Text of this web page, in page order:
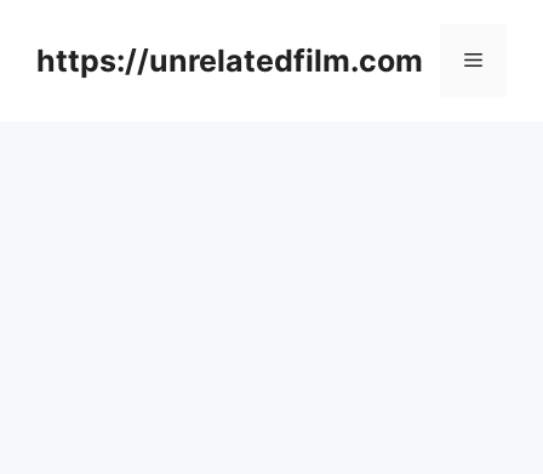
contenthttps://unrelatedfilm.com Menu